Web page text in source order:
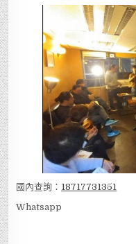
國內查詢： 18717731351
Whatsapp